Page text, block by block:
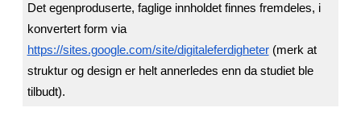
Det egenproduserte, faglige innholdet finnes fremdeles, i
konvertert form via
https://sites.google.com/site/digitaleferdigheter(merk at
struktur og design er helt annerledes enn da studiet ble
tilbudt).